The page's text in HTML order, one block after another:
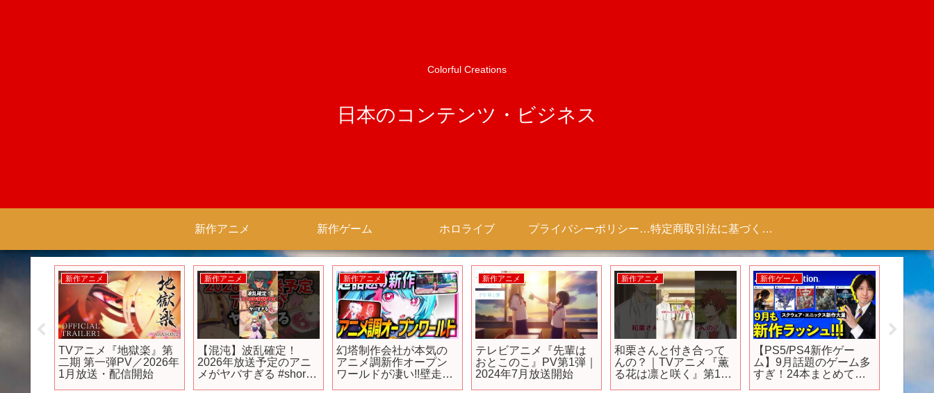
Colorful Creations
日本のコンテンツ・ビジネス
新作アニメ 新作ゲーム ホロライブ プライバシーポリシー 【Colorful Creation】 特定商取引法に基づく表記（商取引に関する開示）
新作アニメ
TVアニメ『地獄楽』第
二期 第一弾PV／2026年
1月放送・配信開始
新作アニメ
【混沌】波乱確定！
2026年放送予定のアニ
メがヤバすぎる #shorts
新作アニメ
幻塔制作会社が本気の
アニメ調新作オープン
ワールドが凄い!!壁走
新作アニメ
テレビアニメ『先輩は
おとこのこ』PV第1弾｜
2024年7月放送開始
新作アニメ
和栗さんと付き合って
んの？｜TVアニメ『薫
る花は凛と咲く』第10
新作ゲーム
【PS5/PS4新作ゲー
ム】9月話題のゲーム多
すぎ！24本まとめて紹
＆チェ